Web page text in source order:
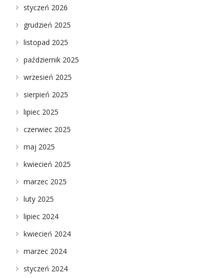
styczeń 2026
grudzień 2025
listopad 2025
październik 2025
wrzesień 2025
sierpień 2025
lipiec 2025
czerwiec 2025
maj 2025
kwiecień 2025
marzec 2025
luty 2025
lipiec 2024
kwiecień 2024
marzec 2024
styczeń 2024